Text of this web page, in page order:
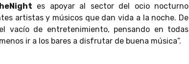
es apoyar al sector del ocio nocturno
artistas y músicos que dan vida a la noche. De
vacío de entretenimiento, pensando en todas
ir a los bares a disfrutar de buena música”.